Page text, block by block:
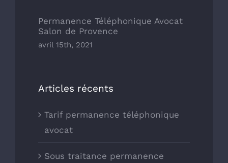
Permanence Téléphonique Avocat
Salon de Provence
avril 15th, 2021
Articles récents
Tarif permanence téléphonique
avocat
Sous traitance permanence